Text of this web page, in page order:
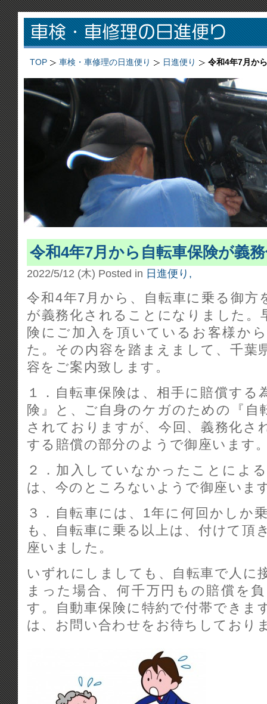
TOP 車検・車修理の日進便り 日進便り 令和4年7月か
令和4年7月から自転車保険が義
2022/5/12 (木) Posted in 日進便り,
令和4年7月から、自転車に乗る御方
が義務化されることになりました。
険にご加入を頂いているお客様か
た。その内容を踏まえまして、千葉
容をご案内致します。
１．自転車保険は、相手に賠償する
険』と、ご自身のケガのための『自
されておりますが、今回、義務化さ
する賠償の部分のようで御座います
２．加入していなかったことによ
は、今のところないようで御座いま
３．自転車には、1年に何回かしか
も、自転車に乗る以上は、付けて頂
座いました。
いずれにしましても、自転車で人に
まった場合、何千万円もの賠償を
す。自動車保険に特約で付帯できま
は、お問い合わせをお待ちしており